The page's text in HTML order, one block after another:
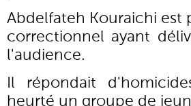
Abdelfateh Kouraichi
correctionnel ayant
l'audience.
Il répondait
heurté un groupe de